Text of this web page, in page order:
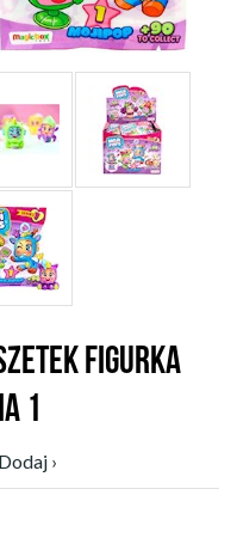
FIGURKA
1
›